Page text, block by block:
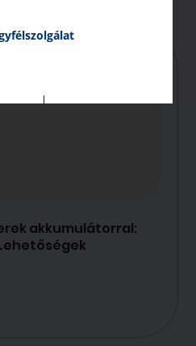
tudástár
akkumulátorral: